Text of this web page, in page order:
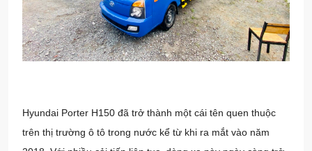
Hyundai Porter H150 đã trở thành một cái tên quen thuộc
trên thị trường ô tô trong nước kể từ khi ra mắt vào năm